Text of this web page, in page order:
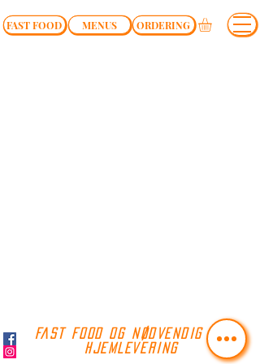
FAST FOOD MENUS ORDERING
FAST FOOD OG NØDVENDIG TIL
HJEMLEVERING